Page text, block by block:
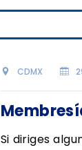
CDMX
Si diriges